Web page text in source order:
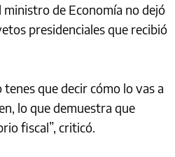
ministro de Economía no dejó
presidenciales que recibió
que decir cómo lo vas a
lo que demuestra que
fiscal”, criticó.